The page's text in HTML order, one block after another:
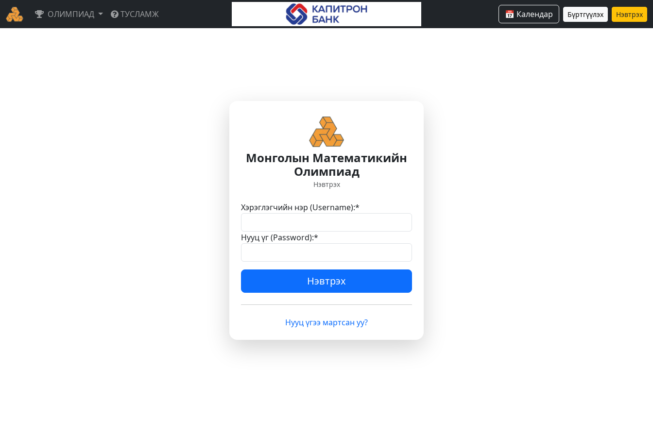
ОЛИМПИАД ТУСЛАМЖ 📅 Календар Бүртгүүлэх Нэвтрэх
Монголын Математикийн
Олимпиад
Нэвтрэх
Хэрэглэгчийн нэр (Username):*
Нууц үг (Password):*
Нэвтрэх
Нууц үгээ мартсан уу?